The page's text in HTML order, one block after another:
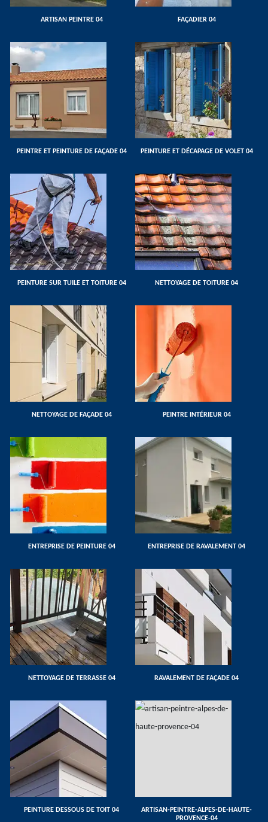
ARTISAN PEINTRE 04 FAÇADIER 04
PEINTRE ET PEINTURE DE FAÇADE 04 PEINTURE ET DÉCAPAGE DE VOLET 04
PEINTURE SUR TUILE ET TOITURE 04 NETTOYAGE DE TOITURE 04
NETTOYAGE DE FAÇADE 04 PEINTRE INTÉRIEUR 04
ENTREPRISE DE PEINTURE 04 ENTREPRISE DE RAVALEMENT 04
NETTOYAGE DE TERRASSE 04 RAVALEMENT DE FAÇADE 04
PEINTURE DESSOUS DE TOIT 04
ARTISAN-PEINTRE-ALPES-DE-HAUTE-
PROVENCE-04